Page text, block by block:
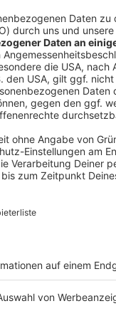
austrocknen wollte
Mittelmeer
aus Afrika und
100 Jahren
er es umsetzen
History-Podcast
podcasts/aha-
Impressum:
ein neuer